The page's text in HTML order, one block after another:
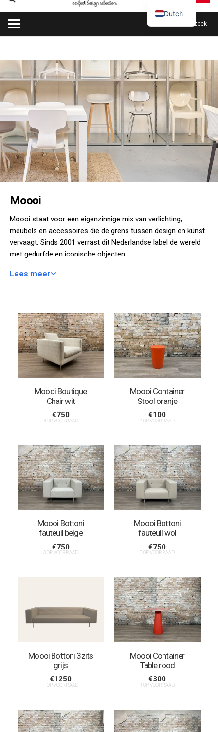
Plan mijn bezoek
Moooi
Moooi staat voor een eigenzinnige mix van verlichting,
meubels en accessoires die de grens tussen design en kunst
vervaagt. Sinds 2001 verrast dit Nederlandse label de wereld
met gedurfde en iconische objecten.
Lees meer
"extra O" waard: buitengewoon creatief, tijdloos van kwaliteit
en altijd een statement in elk modern interieur.
Moooi Boutique
Chair wit
€750
4 OP VOORRAAD
Moooi Container
Stool oranje
€100
4 OP VOORRAAD
Moooi Bottoni
fauteuil beige
€750
3 OP VOORRAAD
Moooi Bottoni
fauteuil wol
€750
3 OP VOORRAAD
Moooi Bottoni 3zits
grijs
€1250
1 OP VOORRAAD
Moooi Container
Table rood
€300
1 OP VOORRAAD
Dutch